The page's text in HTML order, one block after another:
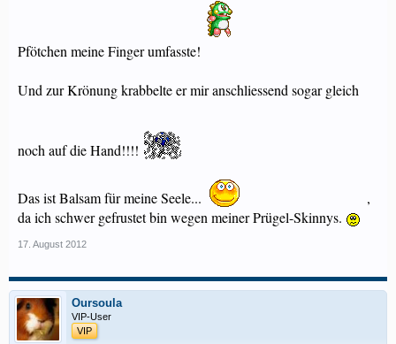
Pfötchen meine Finger umfasste!
Und zur Krönung krabbelte er mir anschliessend sogar gleich
noch auf die Hand!!!!
Das ist Balsam für meine Seele...
,
da ich schwer gefrustet bin wegen meiner Prügel-Skinnys.
17. August 2012
Oursoula
VIP-User
VIP